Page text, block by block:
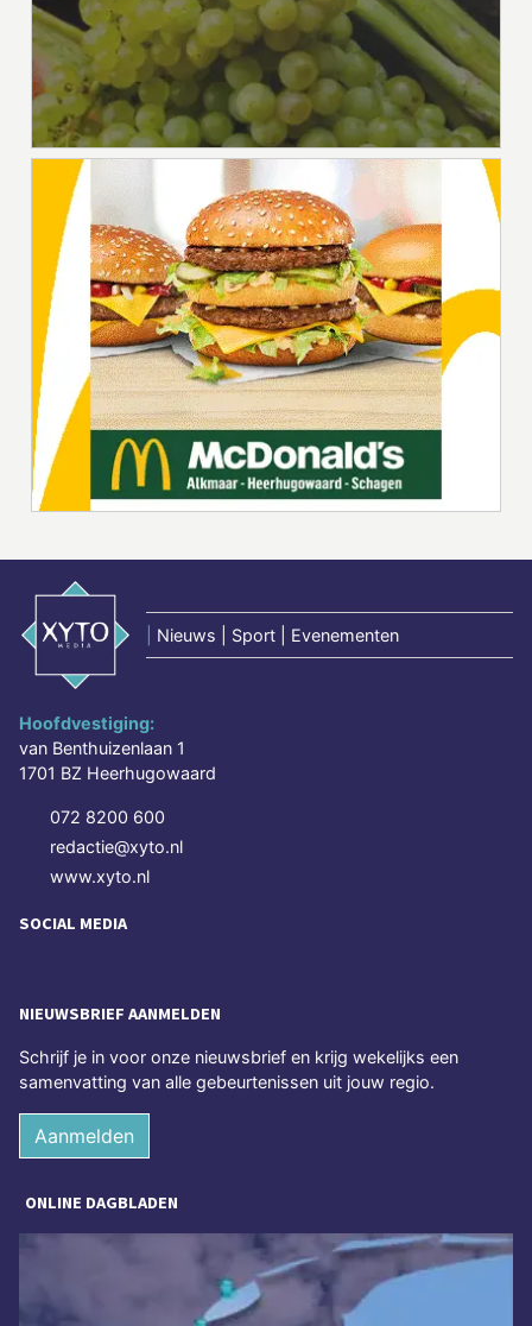
Nieuws | Sport | Evenementen
Hoofdvestiging:
van Benthuizenlaan 1
1701 BZ Heerhugowaard
072 8200 600
redactie@xyto.nl
www.xyto.nl
SOCIAL MEDIA
NIEUWSBRIEF AANMELDEN
Schrijf je in voor onze nieuwsbrief en krijg wekelijks een
samenvatting van alle gebeurtenissen uit jouw regio.
Aanmelden
ONLINE DAGBLADEN